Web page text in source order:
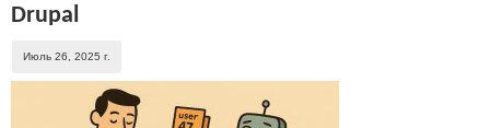
Drupal
Июль 26, 2025 г.